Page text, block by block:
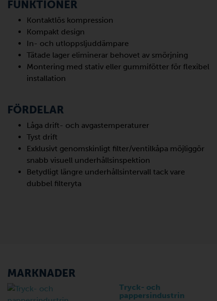
FUNKTIONER
Kontaktlös kompression
Kompakt design
In- och utloppsljuddämpare
Tätade lager eliminerar behovet av smörjning
Montering med stativ eller gummifötter för flexibel
installation
FÖRDELAR
Låga drift- och avgastemperaturer
Tyst drift
Exklusivt genomskinligt filter/ventilkåpa möjliggör
snabb visuell underhållsinspektion
Betydligt längre underhållsintervall tack vare
dubbel filteryta
MARKNADER
Tryck- och
pappersindustrin